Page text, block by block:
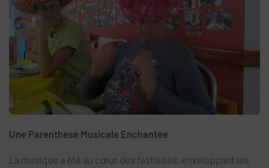
Une Parenthèse Musicale Enchantée
La musique a été au cœur des festivités, enveloppant les